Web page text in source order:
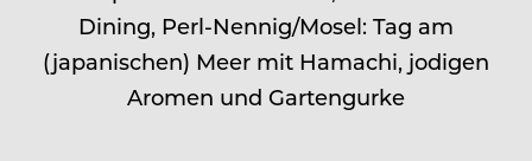
Dining, Perl-Nennig/Mosel: Tag am
(japanischen) Meer mit Hamachi, jodigen
Aromen und Gartengurke